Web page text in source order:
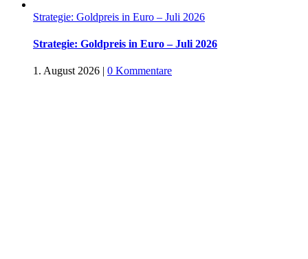
Strategie: Goldpreis in Euro – Juli 2026
Strategie: Goldpreis in Euro – Juli 2026
1. August 2026 | 0 Kommentare